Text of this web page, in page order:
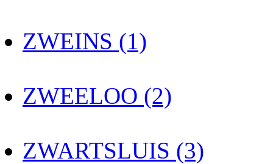
ZWEINS (1)
ZWEELOO (2)
ZWARTSLUIS (3)